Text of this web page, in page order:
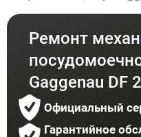
Ремонт
Gaggenau DF
Официальный
Гарантийное